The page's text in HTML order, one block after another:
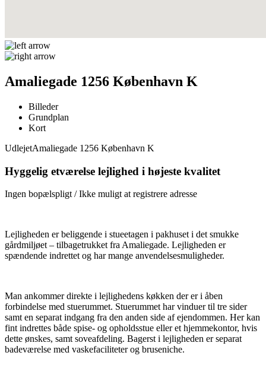
Amaliegade 1256 København K
Billeder
Grundplan
Kort
UdlejetAmaliegade 1256 København K
Hyggelig etværelse lejlighed i højeste kvalitet
Ingen bopælspligt / Ikke muligt at registrere adresse
Lejligheden er beliggende i stueetagen i pakhuset i det smukke
gårdmiljøet – tilbagetrukket fra Amaliegade. Lejligheden er
spændende indrettet og har mange anvendelsesmuligheder.
Man ankommer direkte i lejlighedens køkken der er i åben
forbindelse med stuerummet. Stuerummet har vinduer til tre sider
samt en separat indgang fra den anden side af ejendommen. Her kan
fint indrettes både spise- og opholdsstue eller et hjemmekontor, hvis
dette ønskes, samt soveafdeling. Bagerst i lejligheden er separat
badeværelse med vaskefaciliteter og bruseniche.